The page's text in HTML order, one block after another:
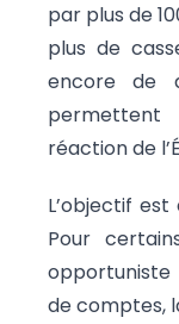
par plus de
plus de
encore de
réaction de
L’objectif
Pour
opportuniste
de comptes,